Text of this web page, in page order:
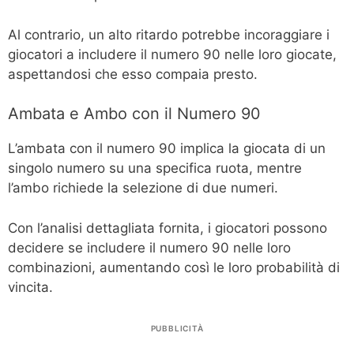
Al contrario, un alto ritardo potrebbe incoraggiare i
giocatori a includere il numero 90 nelle loro giocate,
aspettandosi che esso compaia presto.
Ambata e Ambo con il Numero 90
L’ambata con il numero 90 implica la giocata di un
singolo numero su una specifica ruota, mentre
l’ambo richiede la selezione di due numeri.
Con l’analisi dettagliata fornita, i giocatori possono
decidere se includere il numero 90 nelle loro
combinazioni, aumentando così le loro probabilità di
vincita.
PUBBLICITÀ